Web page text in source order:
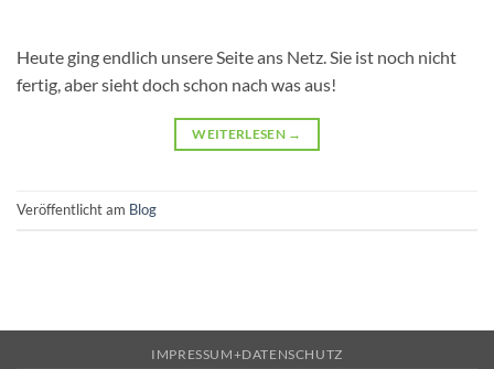
Heute ging endlich unsere Seite ans Netz. Sie ist noch nicht
fertig, aber sieht doch schon nach was aus!
WEITERLESEN →
Veröffentlicht am Blog
IMPRESSUM+DATENSCHUTZ